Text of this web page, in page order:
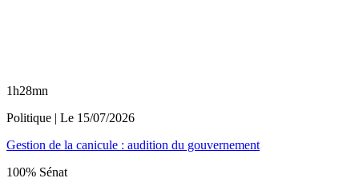
1h28mn
Politique | Le 15/07/2026
Gestion de la canicule : audition du gouvernement
100% Sénat